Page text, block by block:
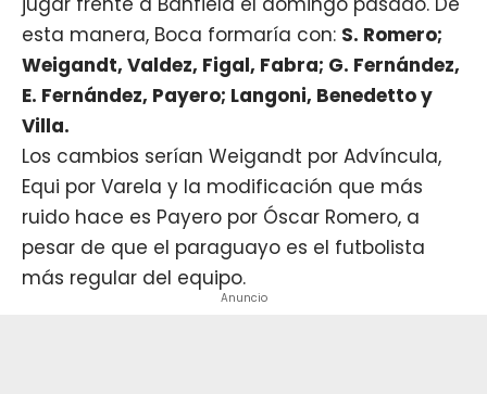
esta manera, Boca formaría con: S. Romero;
Weigandt, Valdez, Figal, Fabra; G. Fernández,
E. Fernández, Payero; Langoni, Benedetto y
Villa.
Los cambios serían Weigandt por Advíncula,
Equi por Varela y la modificación que más
ruido hace es Payero por Óscar Romero, a
pesar de que el paraguayo es el futbolista
más regular del equipo.
Anuncio